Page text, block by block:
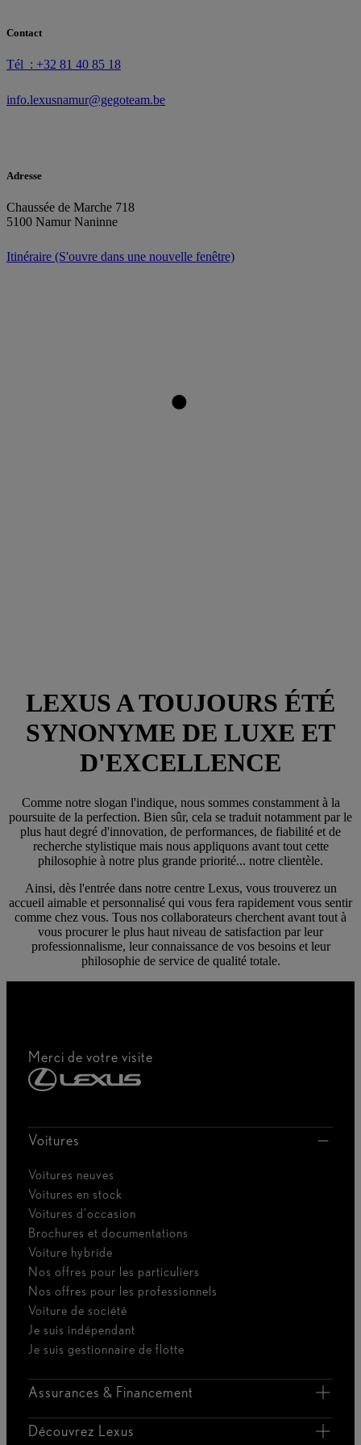
Contact
Tél : +32 81 40 85 18
info.lexusnamur@gegoteam.be
Adresse
Chaussée de Marche 718
5100 Namur Naninne
Itinéraire (S'ouvre dans une nouvelle fenêtre)
LEXUS A TOUJOURS ÉTÉ
SYNONYME DE LUXE ET
D'EXCELLENCE
Comme notre slogan l'indique, nous sommes constamment à la
poursuite de la perfection. Bien sûr, cela se traduit notamment par le
plus haut degré d'innovation, de performances, de fiabilité et de
recherche stylistique mais nous appliquons avant tout cette
philosophie à notre plus grande priorité... notre clientèle.
Ainsi, dès l'entrée dans notre centre Lexus, vous trouverez un
accueil aimable et personnalisé qui vous fera rapidement vous sentir
comme chez vous. Tous nos collaborateurs cherchent avant tout à
vous procurer le plus haut niveau de satisfaction par leur
professionnalisme, leur connaissance de vos besoins et leur
philosophie de service de qualité totale.
Merci de votre visite
Voitures
Voitures neuves
Voitures en stock
Voitures d'occasion
Brochures et documentations
Voiture hybride
Nos offres pour les particuliers
Nos offres pour les professionnels
Voiture de société
Je suis indépendant
Je suis gestionnaire de flotte
Assurances & Financement
Découvrez Lexus